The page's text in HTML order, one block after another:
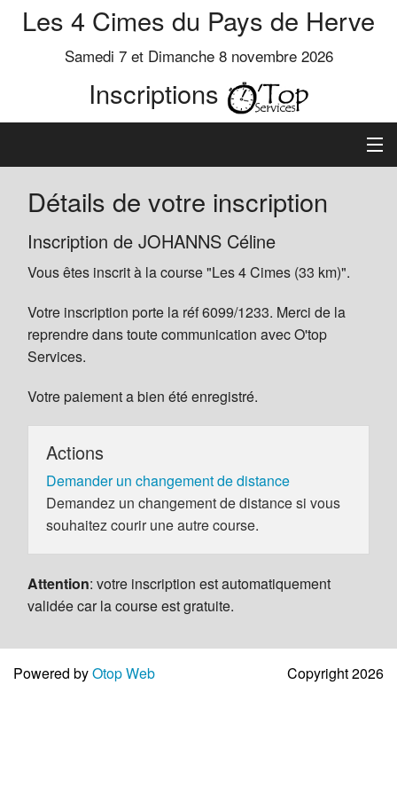
Les 4 Cimes du Pays de Herve
Samedi 7 et Dimanche 8 novembre 2026
Inscriptions
Inscription
Préinscrits
Informations
Détails de votre inscription
Inscription de JOHANNS Céline
Vous êtes inscrit à la course "Les 4 Cimes (33 km)".
Votre inscription porte la réf 6099/1233. Merci de la
reprendre dans toute communication avec O'top
Services.
Votre paiement a bien été enregistré.
Actions
Demander un changement de distance
Demandez un changement de distance si vous
souhaitez courir une autre course.
Attention: votre inscription est automatiquement
validée car la course est gratuite.
Powered byOtop Web Copyright 2026